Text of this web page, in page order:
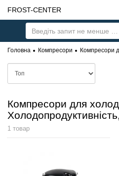
FROST-CENTER
Головна Компресори Компресори
Компресори для
1 товар